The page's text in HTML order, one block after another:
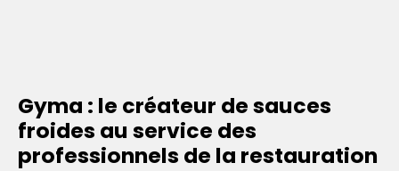
Gyma : le créateur de sauces
froides au service des
professionnels de la restauration